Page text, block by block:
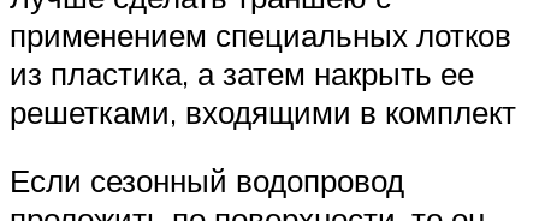
применением специальных лотков
из пластика, а затем накрыть ее
решетками, входящими в комплект
Если сезонный водопровод